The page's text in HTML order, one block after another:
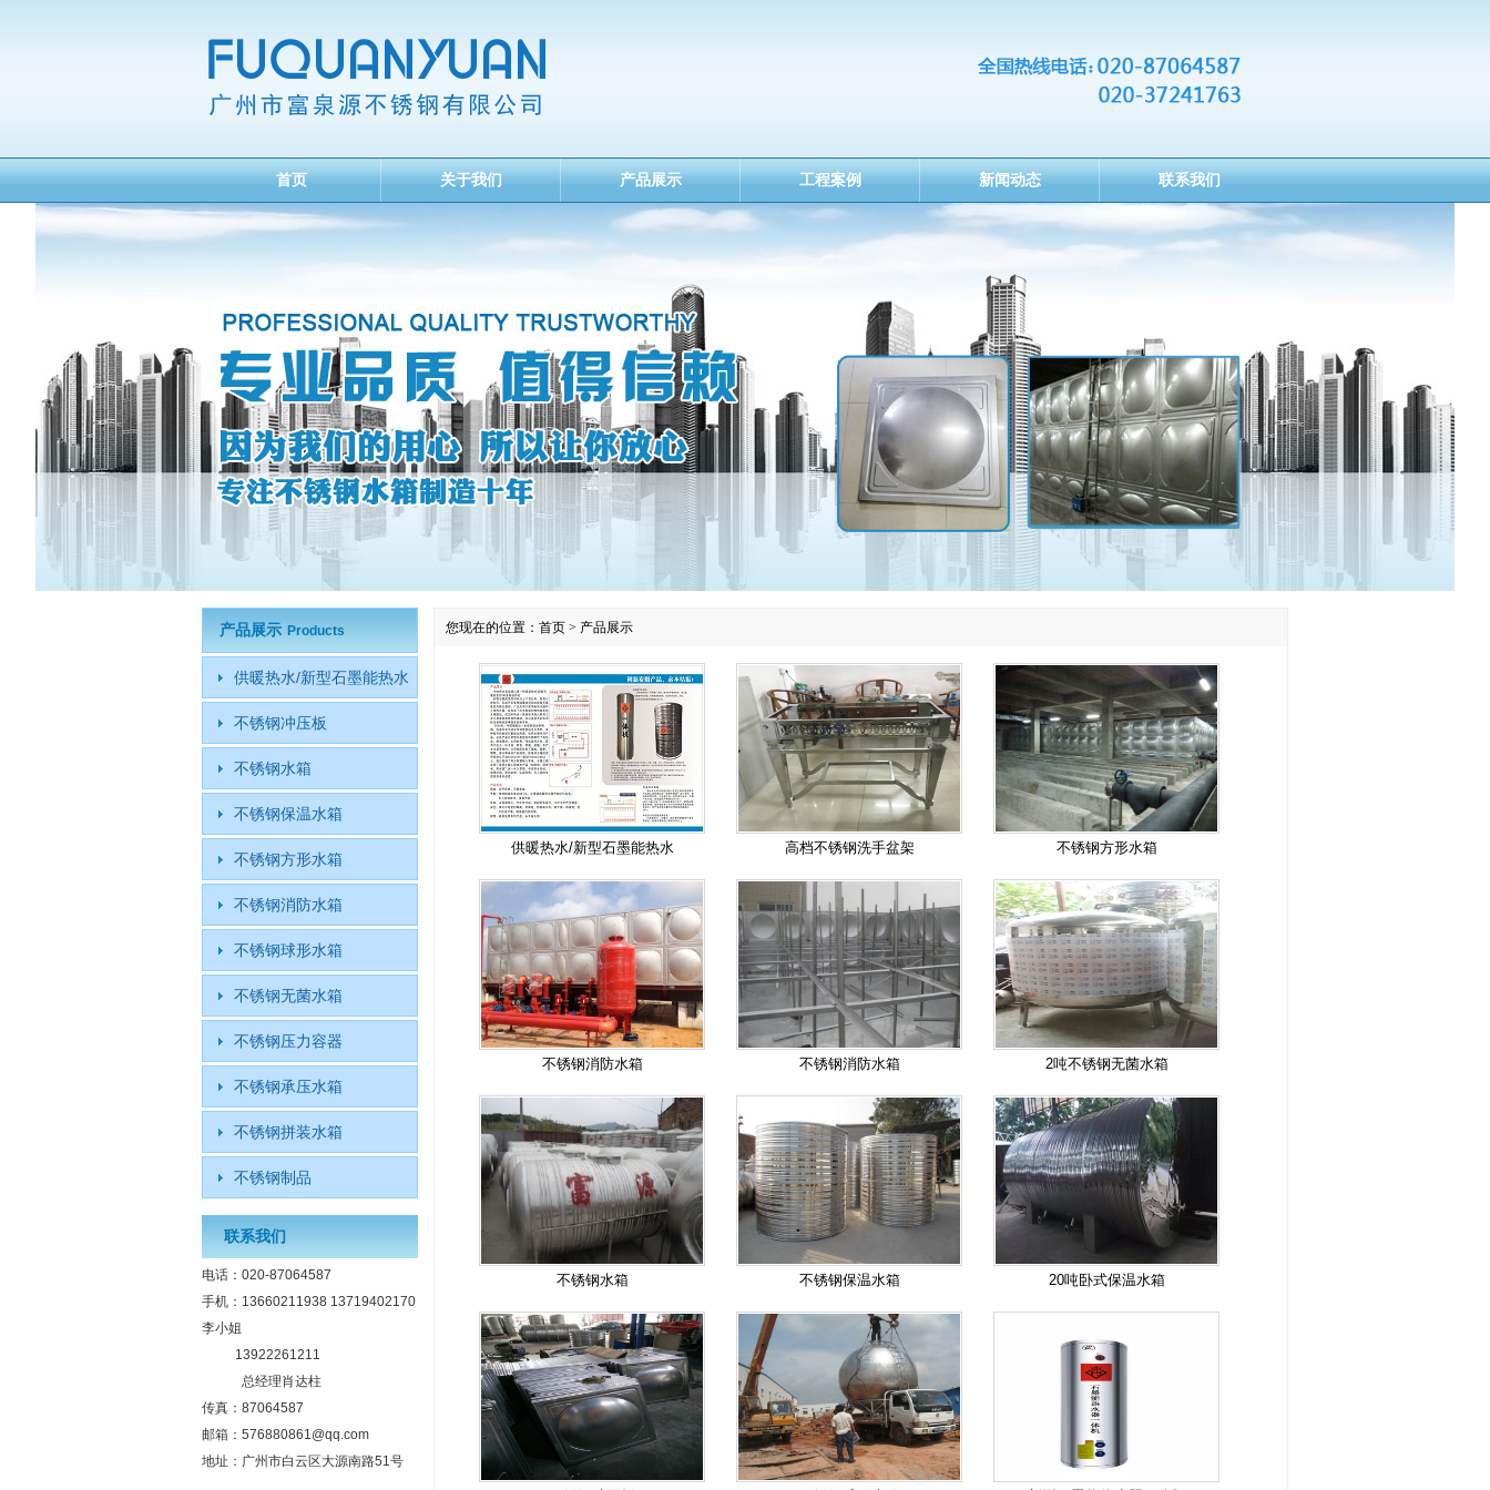
首页 关于我们 产品展示 工程案例 新闻动态 联系我们
您现在的位置： 首页 > 产品展示
供暖热水/新型石墨能热水 高档不锈钢洗手盆架 不锈钢方形水箱
不锈钢消防水箱 不锈钢消防水箱 2吨不锈钢无菌水箱
不锈钢水箱 不锈钢保温水箱 20吨卧式保温水箱
产品展示 Products
供暖热水/新型石墨能热水
不锈钢冲压板
不锈钢水箱
不锈钢保温水箱
不锈钢方形水箱
不锈钢消防水箱
不锈钢球形水箱
不锈钢无菌水箱
不锈钢压力容器
不锈钢承压水箱
不锈钢拼装水箱
不锈钢制品
联系我们
电话：020-87064587
手机：13660211938 13719402170
李小姐
13922261211
总经理肖达柱
传真：87064587
邮箱：576880861@qq.com
地址：广州市白云区大源南路51号